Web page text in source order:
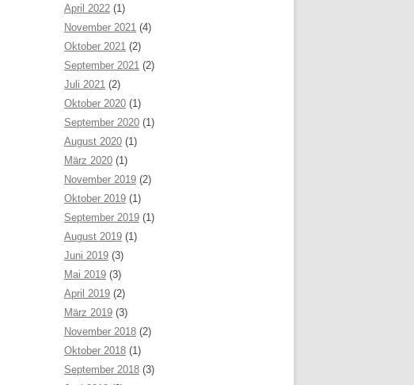
April 2022 (1)
November 2021 (4)
Oktober 2021 (2)
September 2021 (2)
Juli 2021 (2)
Oktober 2020 (1)
September 2020 (1)
August 2020 (1)
März 2020 (1)
November 2019 (2)
Oktober 2019 (1)
September 2019 (1)
August 2019 (1)
Juni 2019 (3)
Mai 2019 (3)
April 2019 (2)
März 2019 (3)
November 2018 (2)
Oktober 2018 (1)
September 2018 (3)